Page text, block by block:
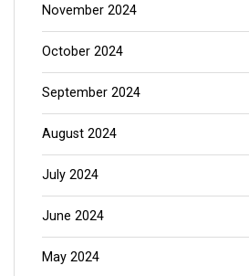
November 2024
October 2024
September 2024
August 2024
July 2024
June 2024
May 2024